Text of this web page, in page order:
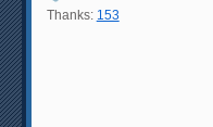
Thanks: 153